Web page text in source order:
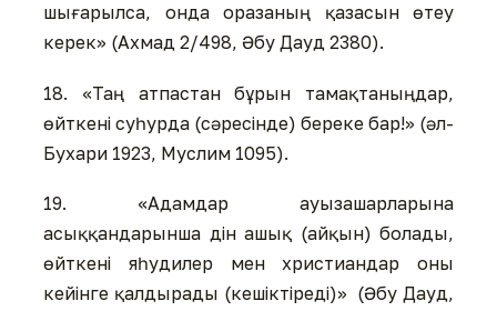
шығарылса, онда оразаның қазасын өтеу
керек» (Ахмад 2/498, Әбу Дауд 2380).
18. «Таң атпастан бұрын тамақтаныңдар,
өйткені суһурда (сәресінде) береке бар!» (әл-
Бухари 1923, Муслим 1095).
19. «Адамдар ауызашарларына
асыққандарынша дін ашық (айқын) болады,
өйткені яһудилер мен христиандар оны
кейінге қалдырады (кешіктіреді)» (Әбу Дауд,